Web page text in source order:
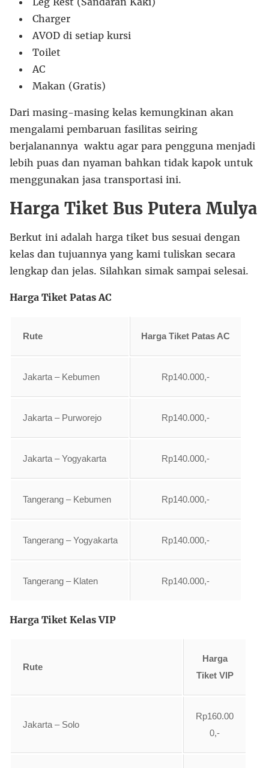
Charger
AVOD di setiap kursi
Toilet
AC
Makan (Gratis)
Dari masing-masing kelas kemungkinan akan
mengalami pembaruan fasilitas seiring
berjalanannya waktu agar para pengguna menjadi
lebih puas dan nyaman bahkan tidak kapok untuk
menggunakan jasa transportasi ini.
Harga Tiket Bus Putera Mulya
Berkut ini adalah harga tiket bus sesuai dengan
kelas dan tujuannya yang kami tuliskan secara
lengkap dan jelas. Silahkan simak sampai selesai.
Harga Tiket Patas AC
Rute Harga Tiket Patas AC
Jakarta – Kebumen Rp140.000,-
Jakarta – Purworejo Rp140.000,-
Jakarta – Yogyakarta Rp140.000,-
Tangerang – Kebumen Rp140.000,-
Tangerang – Yogyakarta Rp140.000,-
Tangerang – Klaten Rp140.000,-
Harga Tiket Kelas VIP
Rute
Harga
Tiket VIP
Jakarta – Solo
Rp160.00
0,-